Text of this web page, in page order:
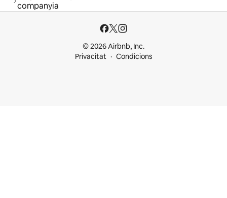
companyia
© 2026 Airbnb, Inc.
Privacitat
Condicions